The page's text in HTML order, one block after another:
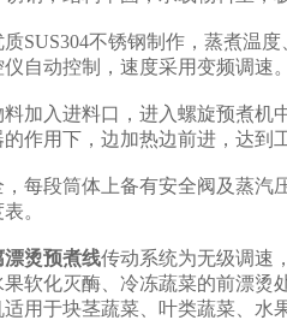
不锈钢制作，蒸煮温度
自动控制，速度采用变频调速。
入进料口，进入螺旋预煮机
作用下，边加热边前进，达到
段筒体上备有安全阀及蒸汽压
。
漂烫预煮线传动系统为无级调速
果软化灭酶、冷冻蔬菜的前漂
用于块茎蔬菜、叶类蔬菜、水